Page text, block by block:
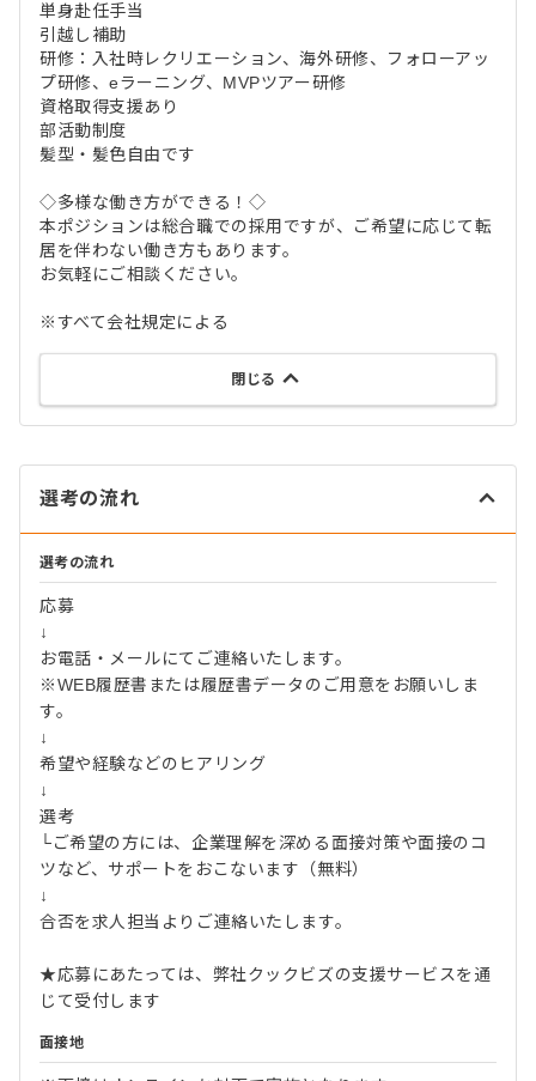
単身赴任手当
引越し補助
研修：入社時レクリエーション、海外研修、フォローアッ
プ研修、eラーニング、MVPツアー研修
資格取得支援あり
部活動制度
髪型・髪色自由です
◇多様な働き方ができる！◇
本ポジションは総合職での採用ですが、ご希望に応じて転
居を伴わない働き方もあります。
お気軽にご相談ください。
※すべて会社規定による
閉じる
選考の流れ
選考の流れ
応募
↓
お電話・メールにてご連絡いたします。
※WEB履歴書または履歴書データのご用意をお願いしま
す。
↓
希望や経験などのヒアリング
↓
選考
└ご希望の方には、企業理解を深める面接対策や面接のコ
ツなど、サポートをおこないます（無料）
↓
合否を求人担当よりご連絡いたします。
★応募にあたっては、弊社クックビズの支援サービスを通
じて受付します
面接地